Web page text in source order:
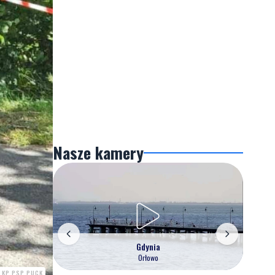
KP PSP PUCK
Nasze kamery
Gdynia
Orłowo